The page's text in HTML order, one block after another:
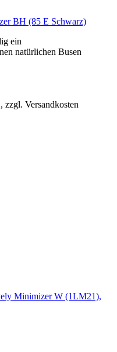
BH (85 E Schwarz)
ein
natürlichen Busen
Versandkosten
Minimizer W (1LM21),